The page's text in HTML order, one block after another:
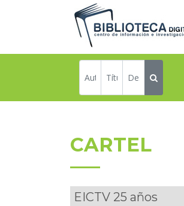
CARTEL
EICTV 25 años